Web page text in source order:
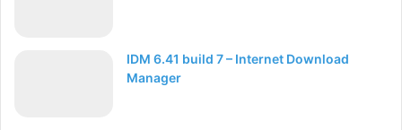
IDM 6.41 build 7 – Internet Download
Manager